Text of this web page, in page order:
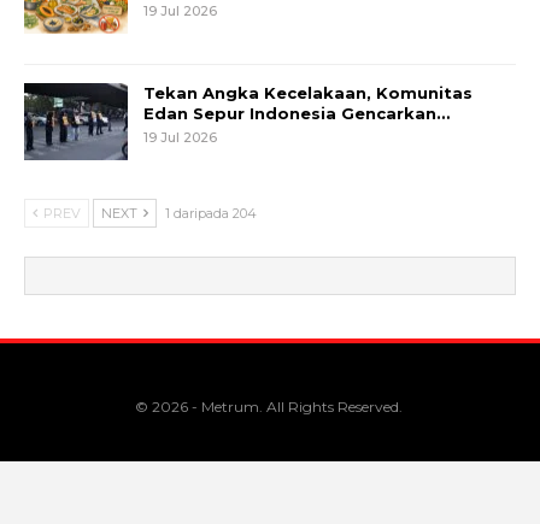
19 Jul 2026
Tekan Angka Kecelakaan, Komunitas
Edan Sepur Indonesia Gencarkan…
19 Jul 2026
PREV NEXT 1 daripada 204
© 2026 - Metrum. All Rights Reserved.